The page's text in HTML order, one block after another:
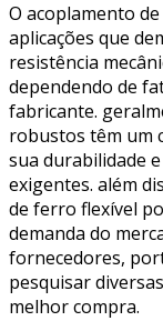
O acoplamento
aplicações que
resistência
dependendo de
fabricante.
robustos têm um
sua durabilidade
exigentes. além
de ferro flexível
demanda do
fornecedores,
pesquisar
melhor compra.